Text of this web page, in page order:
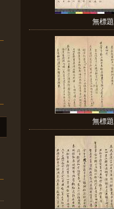
無標題
無標題